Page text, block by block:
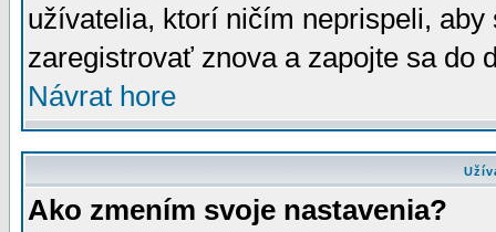
užívatelia, ktorí ničím neprispeli,
zaregistrovať znova a zapojte sa do
Návrat hore
Ako zmením svoje nastavenia?